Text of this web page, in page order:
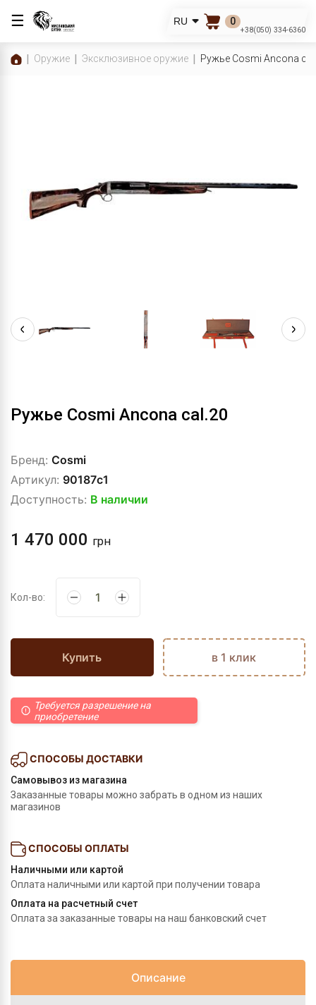
☰ RU 0
+38(050) 334-6360
Оружие Эксклюзивное оружие Ружье Cosmi Ancona
Ружье Cosmi Ancona cal.20
Бренд: Cosmi
Артикул: 90187c1
Доступность: В наличии
1 470 000 грн
Кол-во:
Купить в 1 клик
Требуется разрешение на
приобретение
СПОСОБЫ ДОСТАВКИ
Самовывоз из магазина
Заказанные товары можно забрать в одном из наших
магазинов
СПОСОБЫ ОПЛАТЫ
Наличными или картой
Оплата наличными или картой при получении товара
Оплата на расчетный счет
Оплата за заказанные товары на наш банковский счет
Описание